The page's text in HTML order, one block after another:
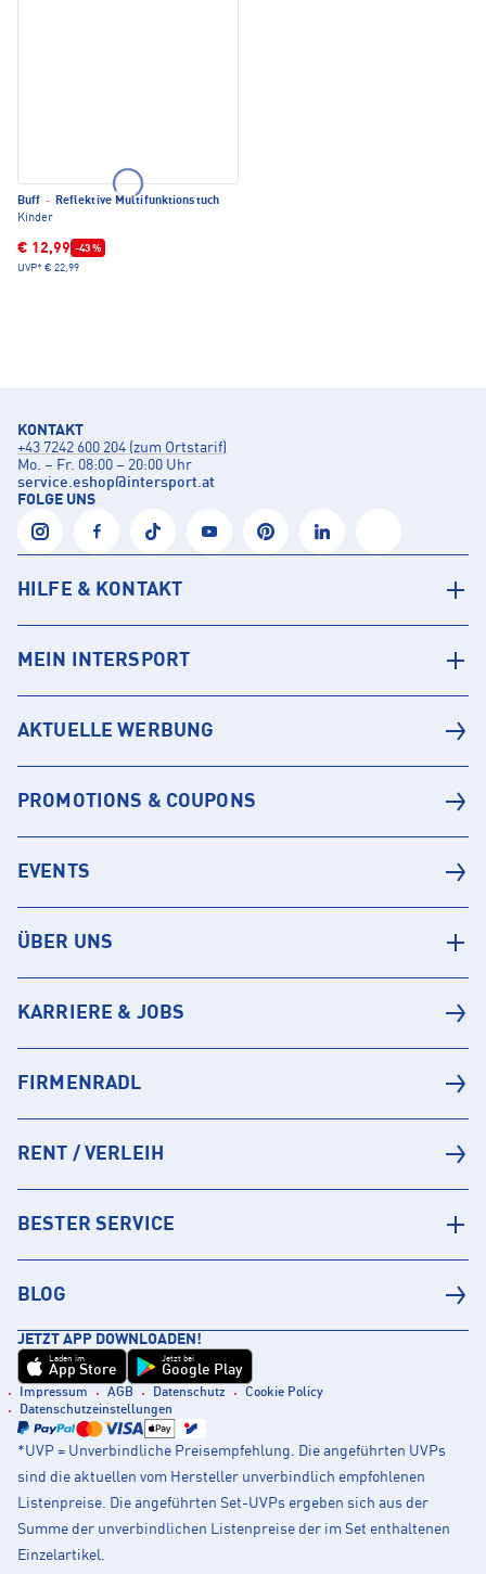
Buff · Reflektive Multifunktionstuch
Kinder
€ 12,99 -43 %
UVP* € 22,99
KONTAKT
+43 7242 600 204 (zum Ortstarif)
Mo. – Fr. 08:00 – 20:00 Uhr
service.eshop@intersport.at
FOLGE UNS
HILFE & KONTAKT
MEIN INTERSPORT
AKTUELLE WERBUNG
PROMOTIONS & COUPONS
EVENTS
ÜBER UNS
KARRIERE & JOBS
FIRMENRADL
RENT / VERLEIH
BESTER SERVICE
BLOG
JETZT APP DOWNLOADEN!
Laden im
App Store
Jetzt bei
Google Play
Impressum AGB Datenschutz
Cookie Policy
Datenschutzeinstellungen
*UVP = Unverbindliche Preisempfehlung. Die angeführten UVPs
sind die aktuellen vom Hersteller unverbindlich empfohlenen
Listenpreise. Die angeführten Set-UVPs ergeben sich aus der
Summe der unverbindlichen Listenpreise der im Set enthaltenen
Einzelartikel.